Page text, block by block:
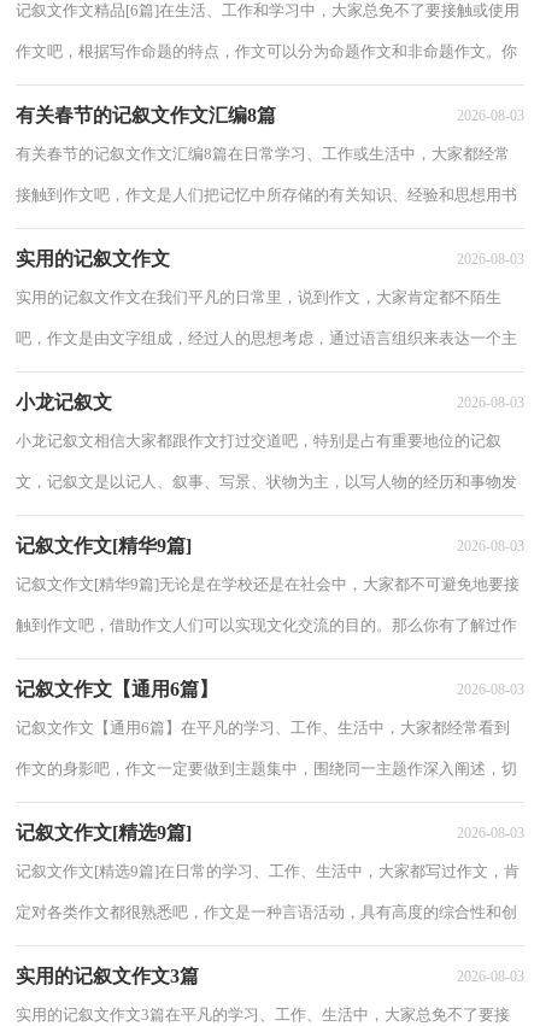
记叙文作文精品[6篇]在生活、工作和学习中，大家总免不了要接触或使用
作文吧，根据写作命题的特点，作文可以分为命题作文和非命题作文。你
有关春节的记叙文作文汇编8篇 2026-08-03
有关春节的记叙文作文汇编8篇在日常学习、工作或生活中，大家都经常
接触到作文吧，作文是人们把记忆中所存储的有关知识、经验和思想用书
实用的记叙文作文 2026-08-03
实用的记叙文作文在我们平凡的日常里，说到作文，大家肯定都不陌生
吧，作文是由文字组成，经过人的思想考虑，通过语言组织来表达一个主
小龙记叙文 2026-08-03
小龙记叙文相信大家都跟作文打过交道吧，特别是占有重要地位的记叙
文，记叙文是以记人、叙事、写景、状物为主，以写人物的经历和事物发
记叙文作文[精华9篇] 2026-08-03
记叙文作文[精华9篇]无论是在学校还是在社会中，大家都不可避免地要接
触到作文吧，借助作文人们可以实现文化交流的目的。那么你有了解过作
记叙文作文【通用6篇】 2026-08-03
记叙文作文【通用6篇】在平凡的学习、工作、生活中，大家都经常看到
作文的身影吧，作文一定要做到主题集中，围绕同一主题作深入阐述，切
记叙文作文[精选9篇] 2026-08-03
记叙文作文[精选9篇]在日常的学习、工作、生活中，大家都写过作文，肯
定对各类作文都很熟悉吧，作文是一种言语活动，具有高度的综合性和创
实用的记叙文作文3篇 2026-08-03
实用的记叙文作文3篇在平凡的学习、工作、生活中，大家总免不了要接